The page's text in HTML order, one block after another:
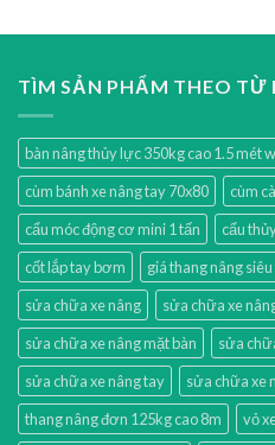
TÌM SẢN PHẨM THEO TỪ
bàn nâng thủy lực 350kg cao 1.5 mét
cùm bánh xe nâng tay 70x80
cùm
cẩu móc động cơ mini 1 tấn
cẩu
cốt lắp tay bơm
giá thang nâng siêu
sửa chữa xe nâng
sửa chữa xe
sửa chữa xe nâng mặt bàn
sửa
sửa chữa xe nâng tay
sửa chữa xe
thang nâng đơn 125kg cao 8m
vỏ